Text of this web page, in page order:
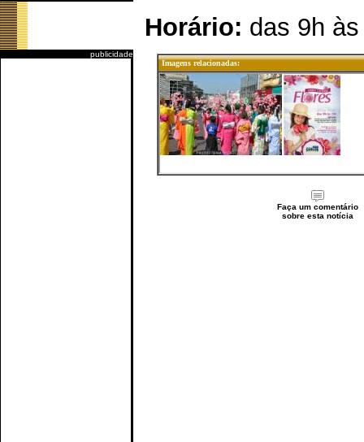
publicidade
Horário: das 9h
Imagens relacionadas:
Faça um comentário
sobre esta notícia